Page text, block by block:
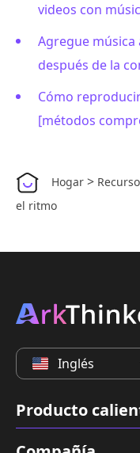
videos con
Agregue música
después de la
Cómo
[métodos
Hogar > Recurso
el ritmo
Inglés
Producto